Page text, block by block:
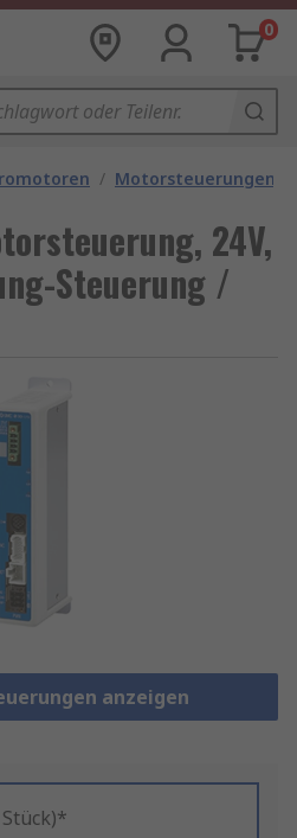
0
/ Motorsteuerungen
24V,
Steuerung /
anzeigen